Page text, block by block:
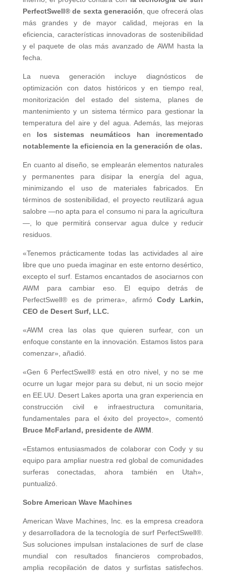
PerfectSwell® de sexta generación , que ofrecerá olas
más grandes y de mayor calidad, mejoras en la
eficiencia, características innovadoras de sostenibilidad
y el paquete de olas más avanzado de AWM hasta la
fecha.
La nueva generación incluye diagnósticos de
optimización con datos históricos y en tiempo real,
monitorización del estado del sistema, planes de
mantenimiento y un sistema térmico para gestionar la
temperatura del aire y del agua. Además, las mejoras
en los sistemas neumáticos han incrementado
notablemente la eficiencia en la generación de olas.
En cuanto al diseño, se emplearán elementos naturales
y permanentes para disipar la energía del agua,
minimizando el uso de materiales fabricados. En
términos de sostenibilidad, el proyecto reutilizará agua
salobre —no apta para el consumo ni para la agricultura
—, lo que permitirá conservar agua dulce y reducir
residuos.
«Tenemos prácticamente todas las actividades al aire
libre que uno pueda imaginar en este entorno desértico,
excepto el surf. Estamos encantados de asociarnos con
AWM para cambiar eso. El equipo detrás de
PerfectSwell® es de primera», afirmó Cody Larkin,
CEO de Desert Surf, LLC.
«AWM crea las olas que quieren surfear, con un
enfoque constante en la innovación. Estamos listos para
comenzar», añadió.
«Gen 6 PerfectSwell® está en otro nivel, y no se me
ocurre un lugar mejor para su debut, ni un socio mejor
en EE.UU. Desert Lakes aporta una gran experiencia en
construcción civil e infraestructura comunitaria,
fundamentales para el éxito del proyecto», comentó
Bruce McFarland, presidente de AWM
«Estamos entusiasmados de colaborar con Cody y su
equipo para ampliar nuestra red global de comunidades
surferas conectadas, ahora también en Utah»,
puntualizó.
Sobre American Wave Machines
American Wave Machines, Inc. es la empresa creadora
y desarrolladora de la tecnología de surf PerfectSwell®.
Sus soluciones impulsan instalaciones de surf de clase
mundial con resultados financieros comprobados,
amplia recopilación de datos y surfistas satisfechos.